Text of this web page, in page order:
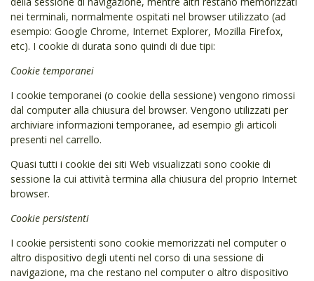
nei terminali, normalmente ospitati nel browser utilizzato (ad
esempio: Google Chrome, Internet Explorer, Mozilla Firefox,
etc). I cookie di durata sono quindi di due tipi:
Cookie temporanei
I cookie temporanei (o cookie della sessione) vengono rimossi
dal computer alla chiusura del browser. Vengono utilizzati per
archiviare informazioni temporanee, ad esempio gli articoli
presenti nel carrello.
Quasi tutti i cookie dei siti Web visualizzati sono cookie di
sessione la cui attività termina alla chiusura del proprio Internet
browser.
Cookie persistenti
I cookie persistenti sono cookie memorizzati nel computer o
altro dispositivo degli utenti nel corso di una sessione di
navigazione, ma che restano nel computer o altro dispositivo